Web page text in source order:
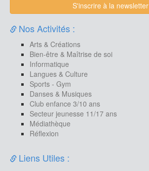
S'inscrire à la newsletter
Nos Activités :
Arts & Créations
Bien-être & Maîtrise de soi
Informatique
Langues & Culture
Sports - Gym
Danses & Musiques
Club enfance 3/10 ans
Secteur jeunesse 11/17 ans
Médiathèque
Réflexion
Liens Utiles :